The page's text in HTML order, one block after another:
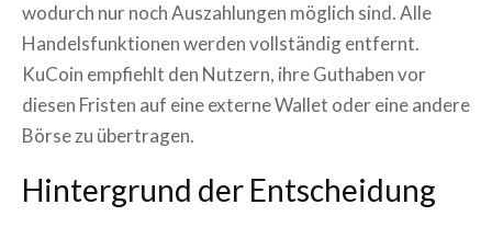
wodurch nur noch Auszahlungen möglich sind. Alle
Handelsfunktionen werden vollständig entfernt.
KuCoin empfiehlt den Nutzern, ihre Guthaben vor
diesen Fristen auf eine externe Wallet oder eine andere
Börse zu übertragen.
Hintergrund der Entscheidung